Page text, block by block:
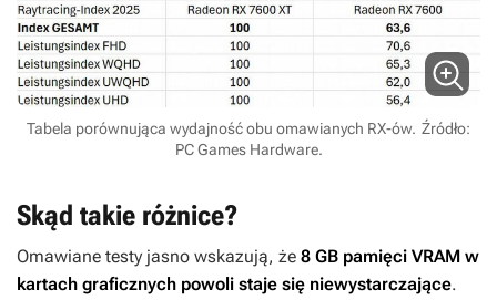
Tabela porównująca wydajność obu omawianych RX-ów. Źródło:
PC Games Hardware.
Skąd takie różnice?
Omawiane testy jasno wskazują, że 8 GB pamięci VRAM w
kartach graficznych powoli staje się niewystarczające.